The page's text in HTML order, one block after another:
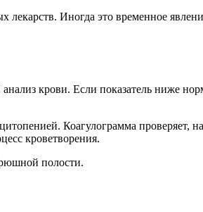
лекарств. Иногда это временное
крови. Если показатель ниже
Коагулограмма проверяет,
кроветворения.
полости.